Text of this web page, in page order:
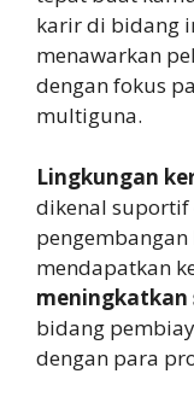
karir di bidang
menawarkan
dengan fokus
multiguna.
Lingkungan
dikenal suportif
mendapatkan
meningkatkan
bidang
dengan para